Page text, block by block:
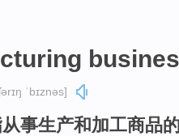
ˈbɪznəs]
事生产和加工商品